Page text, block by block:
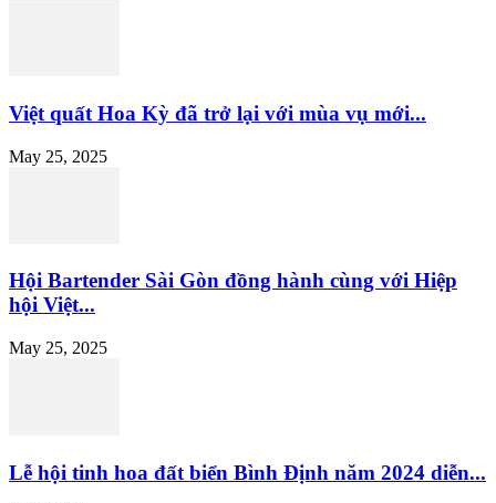
Việt quất Hoa Kỳ đã trở lại với mùa vụ mới...
May 25, 2025
Hội Bartender Sài Gòn đồng hành cùng với Hiệp
hội Việt...
May 25, 2025
Lễ hội tinh hoa đất biển Bình Định năm 2024 diễn...